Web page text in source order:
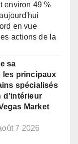
environ 49 %
en vue
actions de la
sa
les principaux
spécialisés
d'intérieur
Market
7 2026